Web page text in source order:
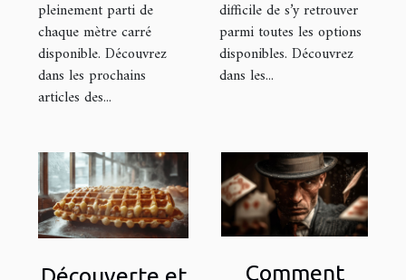
pleinement parti de
chaque mètre carré
disponible. Découvrez
dans les prochains
articles des...
difficile de s’y retrouver
parmi toutes les options
disponibles. Découvrez
dans les...
Comment